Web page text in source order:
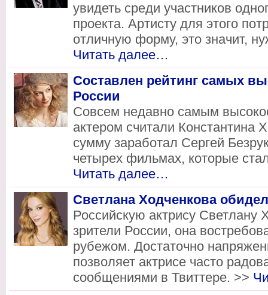
увидеть среди участников
проекта. Артисту для этого
отличную форму, это значит,
Читать далее…
Составлен рейтинг самых
России
Совсем недавно самым
актером считали Константина
сумму заработал Сергей
четырех фильмах, которые
Читать далее…
Светлана Ходченкова
Российскую актрису Светлану
зрители России, она
рубежом. Достаточно
позволяет актрисе часто
сообщениями в Твиттере. >>